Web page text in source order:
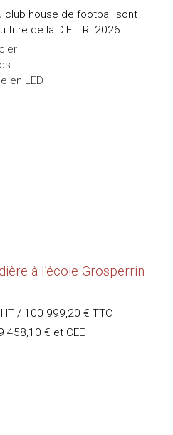
club house de football sont
titre de la D.E.T.R. 2026 :
en LED
à l’école Grosperrin
/ 100 999,20 € TTC
458,10 € et CEE